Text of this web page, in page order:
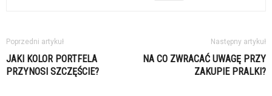
Poprzedni artykuł
JAKI KOLOR PORTFELA
PRZYNOSI SZCZĘŚCIE?
Następny artykuł
NA CO ZWRACAĆ UWAGĘ PRZY
ZAKUPIE PRALKI?